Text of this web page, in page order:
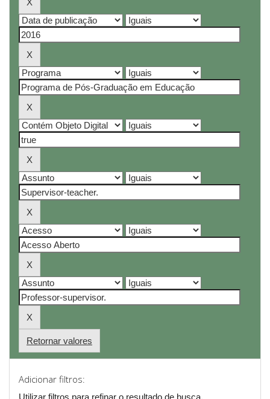
Retornar valores
Adicionar filtros:
Utilizar filtros para refinar o resultado de busca.